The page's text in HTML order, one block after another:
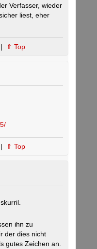
Verfasser, wieder
liest, eher
| ⇑ Top
| ⇑ Top
ihn zu
der dies nicht
gutes Zeichen an.